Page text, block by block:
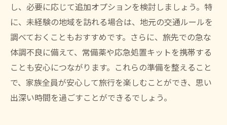
し、必要に応じて追加オプションを検討しましょう。特
に、未経験の地域を訪れる場合は、地元の交通ルールを
調べておくこともおすすめです。さらに、旅先での急な
体調不良に備えて、常備薬や応急処置キットを携帯する
ことも安心につながります。これらの準備を整えること
で、家族全員が安心して旅行を楽しむことができ、思い
出深い時間を過ごすことができるでしょう。